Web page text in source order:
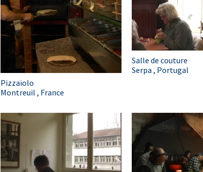
Pizzaïolo
Montreuil , France
Salle de couture
Serpa , Portugal